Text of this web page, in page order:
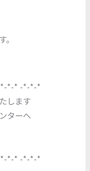
*-* -*-*-*
します
ターへ
*-* -*-*-*